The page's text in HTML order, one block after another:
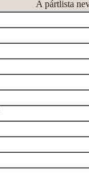
A pártlista